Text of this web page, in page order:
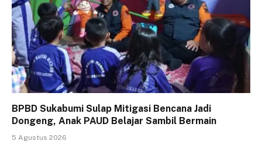
BPBD Sukabumi Sulap Mitigasi Bencana Jadi
Dongeng, Anak PAUD Belajar Sambil Bermain
5 Agustus 2026